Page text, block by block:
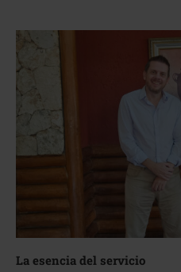
La esencia del servicio